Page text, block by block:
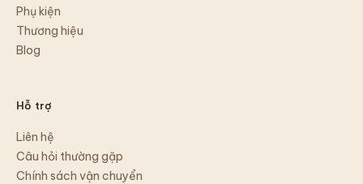
Phụ kiện
Thương hiệu
Blog
Hỗ trợ
Liên hệ
Câu hỏi thường gặp
Chính sách vận chuyển